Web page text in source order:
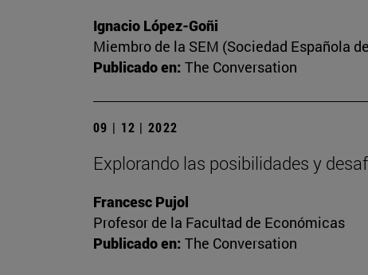
Ignacio López-Goñi
Miembro de la SEM (Sociedad Española
Publicado en: The Conversation
09 | 12 | 2022
Explorando las posibilidades y
Francesc Pujol
Profesor de la Facultad de Económicas
Publicado en: The Conversation